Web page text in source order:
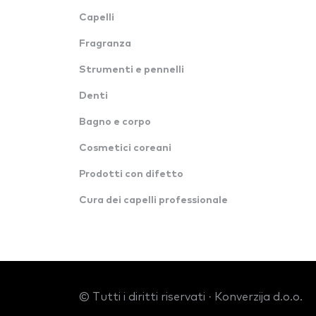
Capelli
Fragranza
Strumenti e pennelli
Denti
Bagno e corpo
Cosmetici coreani
Prodotti con difetto
Cura dei capelli professionale
© Tutti i diritti riservati · Konverzija d.o.o.